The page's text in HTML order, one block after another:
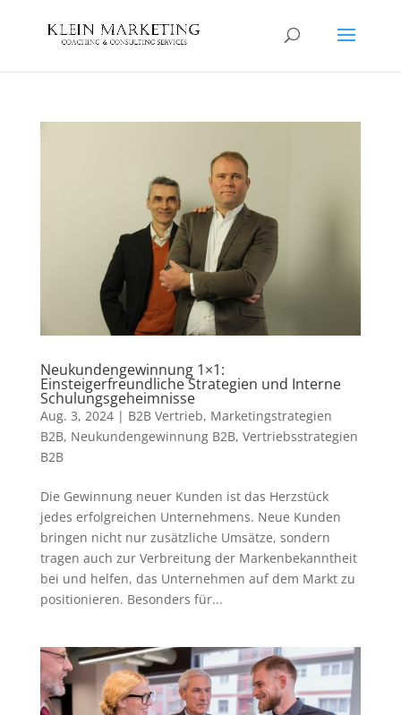
Neukundengewinnung 1×1:
Einsteigerfreundliche Strategien und Interne
Schulungsgeheimnisse
Aug. 3, 2024| B2B Vertrieb, Marketingstrategien
B2B, Neukundengewinnung B2B, Vertriebsstrategien
B2B
Die Gewinnung neuer Kunden ist das Herzstück
jedes erfolgreichen Unternehmens. Neue Kunden
bringen nicht nur zusätzliche Umsätze, sondern
tragen auch zur Verbreitung der Markenbekanntheit
bei und helfen, das Unternehmen auf dem Markt zu
positionieren. Besonders für...